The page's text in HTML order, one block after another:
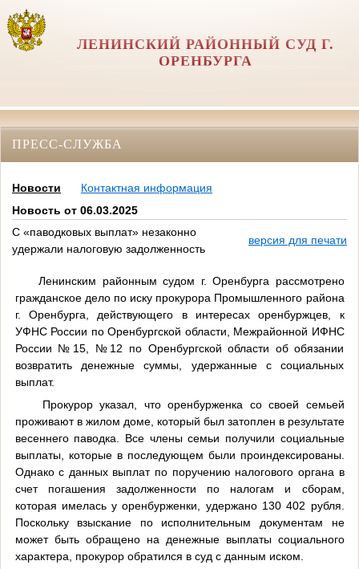
ЛЕНИНСКИЙ РАЙОННЫЙ СУД Г.
ОРЕНБУРГА
ПРЕСС-СЛУЖБА
Новости
Контактная информация
Новость от 06.03.2025
С «паводковых выплат» незаконно
удержали налоговую задолженность
версия для печати
Ленинским районным судом г. Оренбурга рассмотрено
гражданское дело по иску прокурора Промышленного района
г. Оренбурга, действующего в интересах оренбуржцев, к
УФНС России по Оренбургской области, Межрайонной ИФНС
России №15, №12 по Оренбургской области об обязании
возвратить денежные суммы, удержанные с социальных
выплат.
Прокурор указал, что оренбурженка со своей семьей
проживают в жилом доме, который был затоплен в результате
весеннего паводка. Все члены семьи получили социальные
выплаты, которые в последующем были проиндексированы.
Однако с данных выплат по поручению налогового органа в
счет погашения задолженности по налогам и сборам,
которая имелась у оренбурженки, удержано 130 402 рубля.
Поскольку взыскание по исполнительным документам не
может быть обращено на денежные выплаты социального
характера, прокурор обратился в суд с данным иском.